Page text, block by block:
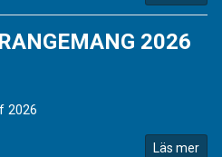
2026
2026
Läs mer